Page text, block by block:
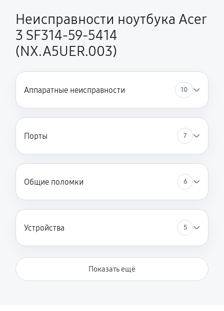
Неисправности ноутбука Acer
3 SF314-59-5414
(NX.A5UER.003)
Аппаратные неисправности 10
Порты 7
Общие поломки 6
Устройства 5
Показать ещё